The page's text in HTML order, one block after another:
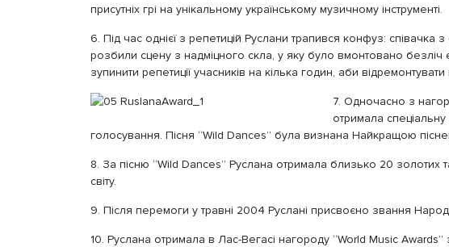
присутніх грі на унікальному українському музичному інструменті.
6. Під час однієї з репетицій Руслани трапився конфуз:
розбили сцену з надміцного скла, у яку було вмонтовано безліч
зупинити репетиції учасників на кілька годин, аби
7. Одночасно з
отримала
голосування. Пісня “Wild Dances” була визнана Найкращою
8. За пісню “Wild Dances” Руслана отримала близько 20 золотих
світу.
9. Після перемоги у травні 2004 Руслані присвоєно звання
10. Руслана отримала в Лас-Вегасі нагороду “World Music Awards”